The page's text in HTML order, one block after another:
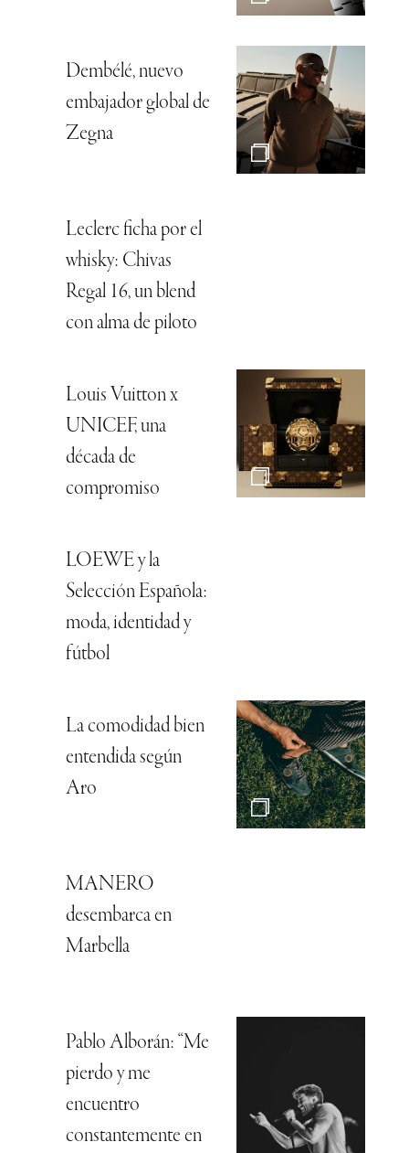
Dembélé, nuevo
embajador global de
Zegna
Leclerc ficha por el
whisky: Chivas
Regal 16, un blend
con alma de piloto
Louis Vuitton x
UNICEF, una
década de
compromiso
LOEWE y la
Selección Española:
moda, identidad y
fútbol
La comodidad bien
entendida según
Aro
MANERO
desembarca en
Marbella
Pablo Alborán: “Me
pierdo y me
encuentro
constantemente en